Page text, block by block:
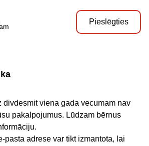
Pieslēgties
divdesmit viena gada vecumam nav
pakalpojumus. Lūdzam bērnus
pasta adrese var tikt izmantota, lai